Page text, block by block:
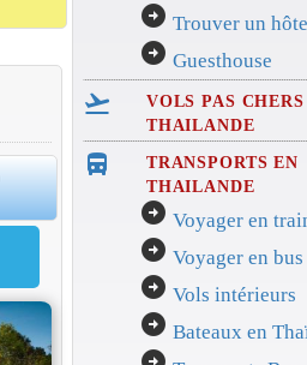
arrow_circle_right Trouver un
arrow_circle_right Guesthouse
flight_takeoff
VOLS PAS CHERS
THAILANDE
directions_bus_filled
TRANSPORTS EN
THAILANDE
arrow_circle_right Voyager en
arrow_circle_right Voyager en
arrow_circle_right Vols intérieurs
arrow_circle_right Bateaux en